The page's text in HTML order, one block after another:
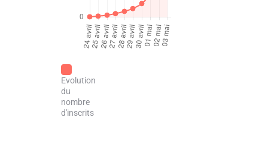
Evolution
du
nombre
d'inscrits